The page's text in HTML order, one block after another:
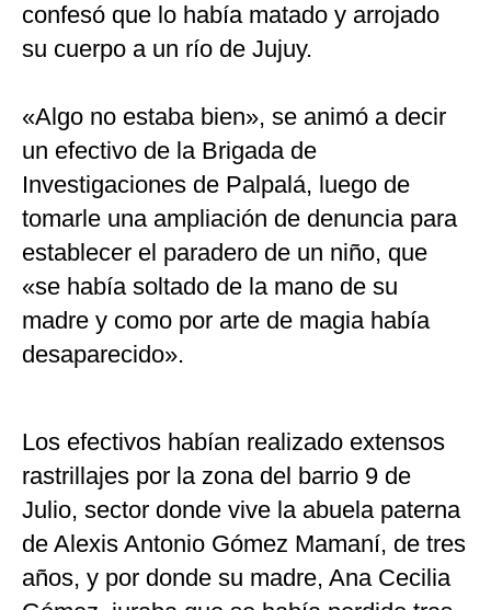
confesó que lo había matado y arrojado
su cuerpo a un río de Jujuy.
«Algo no estaba bien», se animó a decir
un efectivo de la Brigada de
Investigaciones de Palpalá, luego de
tomarle una ampliación de denuncia para
establecer el paradero de un niño, que
«se había soltado de la mano de su
madre y como por arte de magia había
desaparecido».
Los efectivos habían realizado extensos
rastrillajes por la zona del barrio 9 de
Julio, sector donde vive la abuela paterna
de Alexis Antonio Gómez Mamaní, de tres
años, y por donde su madre, Ana Cecilia